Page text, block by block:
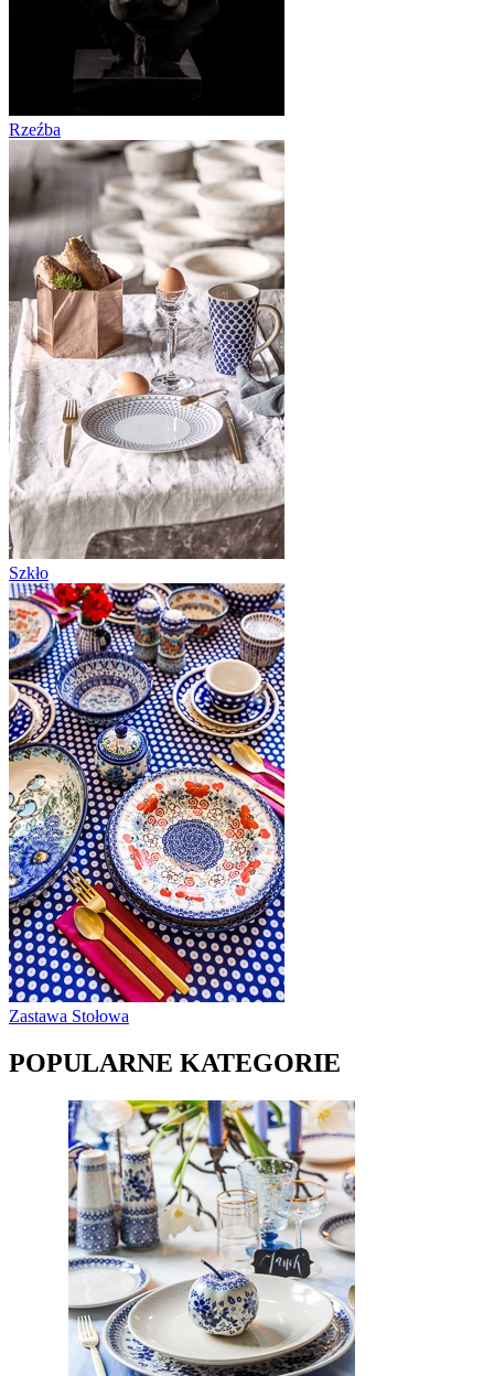
Rzeźba
Szkło
Zastawa Stołowa
POPULARNE KATEGORIE